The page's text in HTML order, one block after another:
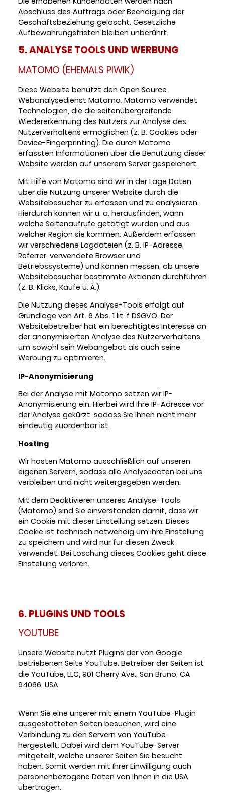
Abschluss des Auftrags oder Beendigung der
Geschäftsbeziehung gelöscht. Gesetzliche
Aufbewahrungsfristen bleiben unberührt.
5. ANALYSE TOOLS UND WERBUNG
MATOMO (EHEMALS PIWIK)
Diese Website benutzt den Open Source
Webanalysedienst Matomo. Matomo verwendet
Technologien, die die seitenübergreifende
Wiedererkennung des Nutzers zur Analyse des
Nutzerverhaltens ermöglichen (z. B. Cookies oder
Device-Fingerprinting). Die durch Matomo
erfassten Informationen über die Benutzung dieser
Website werden auf unserem Server gespeichert.
Mit Hilfe von Matomo sind wir in der Lage Daten
über die Nutzung unserer Website durch die
Websitebesucher zu erfassen und zu analysieren.
Hierdurch können wir u. a. herausfinden, wann
welche Seitenaufrufe getätigt wurden und aus
welcher Region sie kommen. Außerdem erfassen
wir verschiedene Logdateien (z. B. IP-Adresse,
Referrer, verwendete Browser und
Betriebssysteme) und können messen, ob unsere
Websitebesucher bestimmte Aktionen durchführen
(z. B. Klicks, Käufe u. Ä.).
Die Nutzung dieses Analyse-Tools erfolgt auf
Grundlage von Art. 6 Abs. 1 lit. f DSGVO. Der
Websitebetreiber hat ein berechtigtes Interesse an
der anonymisierten Analyse des Nutzerverhaltens,
um sowohl sein Webangebot als auch seine
Werbung zu optimieren.
IP-Anonymisierung
Bei der Analyse mit Matomo setzen wir IP-
Anonymisierung ein. Hierbei wird Ihre IP-Adresse vor
der Analyse gekürzt, sodass Sie Ihnen nicht mehr
eindeutig zuordenbar ist.
Hosting
Wir hosten Matomo ausschließlich auf unseren
eigenen Servern, sodass alle Analysedaten bei uns
verbleiben und nicht weitergegeben werden.
Mit dem Deaktivieren unseres Analyse-Tools
(Matomo) sind Sie einverstanden damit, dass wir
ein Cookie mit dieser Einstellung setzen. Dieses
Cookie ist technisch notwendig um ihre Einstellung
zu speichern und wird nur für diesen Zweck
verwendet. Bei Löschung dieses Cookies geht diese
Einstellung verloren.
6. PLUGINS UND TOOLS
YOUTUBE
Unsere Website nutzt Plugins der von Google
betriebenen Seite YouTube. Betreiber der Seiten ist
die YouTube, LLC, 901 Cherry Ave., San Bruno, CA
94066, USA.
Wenn Sie eine unserer mit einem YouTube-Plugin
ausgestatteten Seiten besuchen, wird eine
Verbindung zu den Servern von YouTube
hergestellt. Dabei wird dem YouTube-Server
mitgeteilt, welche unserer Seiten Sie besucht
haben. Somit werden mit Ihrer Einwilligung auch
personenbezogene Daten von Ihnen in die USA
übertragen.